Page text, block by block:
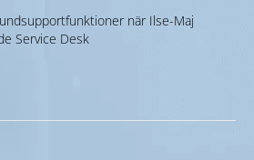
när Ilse-Maj
Service Desk